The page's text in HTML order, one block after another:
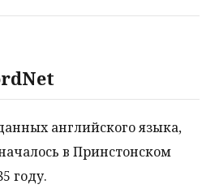
английского языка,
в Принстонском
году.